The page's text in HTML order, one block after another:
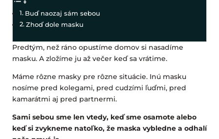
Buď naozaj sám sebou
Zhoď dole masku
Predtým, než ráno opustíme domov si nasadíme
masku. A zložíme ju až večer keď sa vrátime.
Máme rôzne masky pre rôzne situácie. Inú masku
nosíme pred kolegami, pred cudzími ľuďmi, pred
kamarátmi aj pred partnermi.
Sami sebou sme len vtedy, keď sme osamote alebo
keď si zvykneme natoľko, že maska vybledne a odhalí